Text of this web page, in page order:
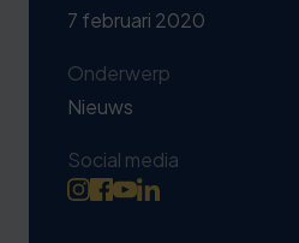
7 februari 2020
Onderwerp
Nieuws
Social media